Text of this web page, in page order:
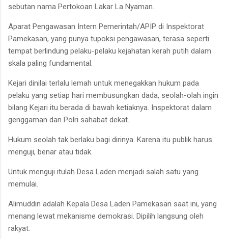
sebutan nama Pertokoan Lakar La Nyaman.
Aparat Pengawasan Intern Pemerintah/APIP di Inspektorat
Pamekasan, yang punya tupoksi pengawasan, terasa seperti
tempat berlindung pelaku-pelaku kejahatan kerah putih dalam
skala paling fundamental.
Kejari dinilai terlalu lemah untuk menegakkan hukum pada
pelaku yang setiap hari membusungkan dada, seolah-olah ingin
bilang Kejari itu berada di bawah ketiaknya. Inspektorat dalam
genggaman dan Polri sahabat dekat.
Hukum seolah tak berlaku bagi dirinya. Karena itu publik harus
menguji, benar atau tidak.
Untuk menguji itulah Desa Laden menjadi salah satu yang
memulai.
Alimuddin adalah Kepala Desa Laden Pamekasan saat ini, yang
menang lewat mekanisme demokrasi. Dipilih langsung oleh
rakyat.